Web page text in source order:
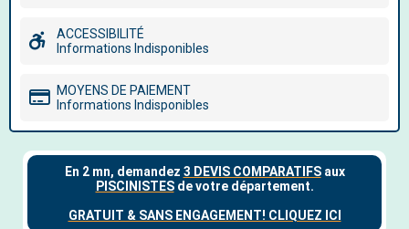
ACCESSIBILITÉ
Informations Indisponibles
MOYENS DE PAIEMENT
Informations Indisponibles